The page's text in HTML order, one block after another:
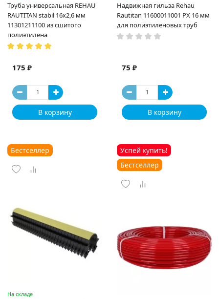
Труба универсальная REHAU
RAUTITAN stabil 16х2,6 мм
11301211100 из сшитого
полиэтилена
175 ₽
В корзину
Надвижная гильза Rehau
Rautitan 11600011001 PX 16 мм
для полиэтиленовых труб
75 ₽
В корзину
Бестселлер
На складе
Успей купить!
Бестселлер